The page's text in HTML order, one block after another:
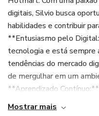
digitais, Silvio busca
habilidades e contribuir
**Entusiasmo pelo
tecnologia e está sempre
tendências do mercado
de mergulhar em um
**Aprendizado Contínuo:**
Mostrar mais